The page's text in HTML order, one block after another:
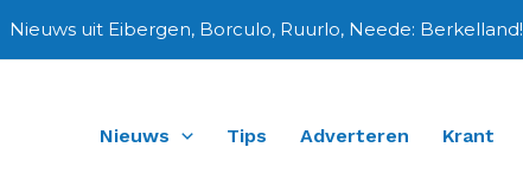
Nieuws uit Eibergen, Borculo, Ruurlo, Neede: Berkelland!
Nieuws Tips Adverteren Krant